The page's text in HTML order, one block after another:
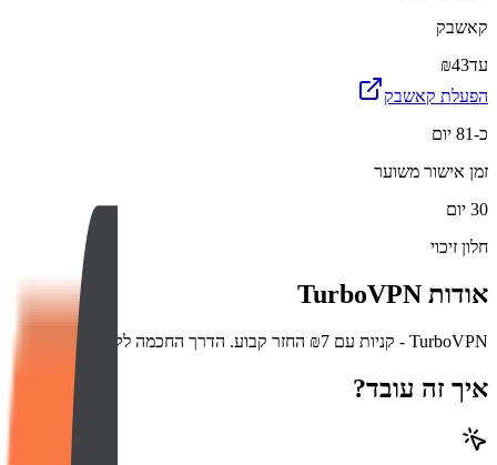
קאשבק
עד₪43
הפעלת קאשבק
כ-81 יום
זמן אישור משוער
30 יום
חלון זיכוי
אודות TurboVPN
TurboVPN - קניות עם ₪7 החזר קבוע. הדרך החכמה לקנות ולחסוך.
איך זה עובד?